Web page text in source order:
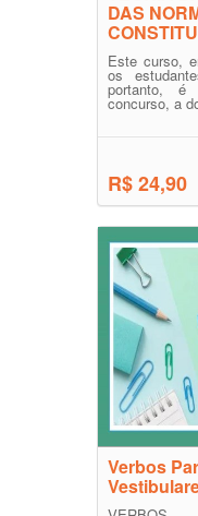
DAS
Este curso,
os
portanto, é
concurso, a
R$ 24,90
Verbos